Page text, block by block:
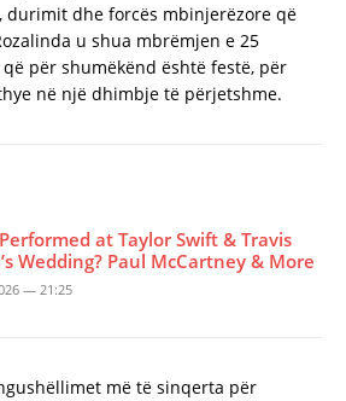
durimit dhe forcës mbinjerëzore që
u shua mbrëmjen e 25
për shumëkënd është festë, për
në një dhimbje të përjetshme.
at Taylor Swift & Travis
Wedding? Paul McCartney & More
— 21:25
më të sinqerta për